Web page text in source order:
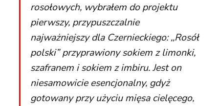
rosołowych, wybrałem do projektu
pierwszy, przypuszczalnie
najważniejszy dla Czernieckiego: ,,Rosół
polski” przyprawiony sokiem z limonki,
szafranem i sokiem z imbiru. Jest on
niesamowicie esencjonalny, gdyż
gotowany przy użyciu mięsa cielęcego,